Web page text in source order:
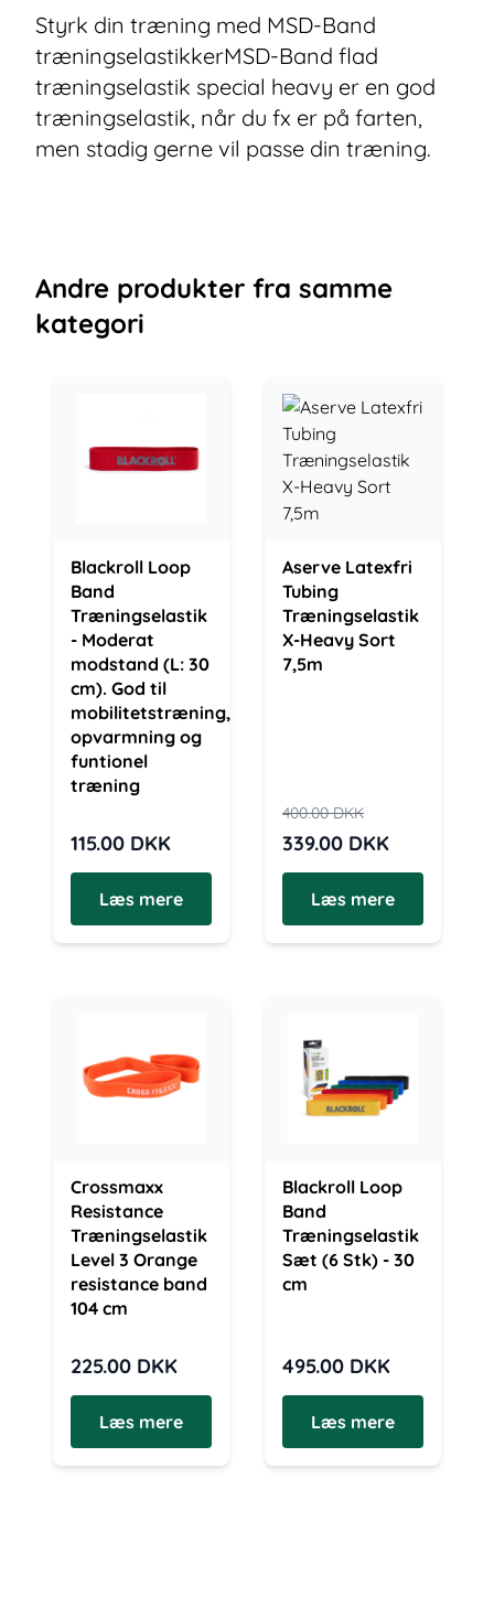
Styrk din træning med MSD-Band
træningselastikkerMSD-Band flad
træningselastik special heavy er en god
træningselastik, når du fx er på farten,
men stadig gerne vil passe din træning.
Andre produkter fra samme
kategori
Blackroll Loop
Band
Træningselastik
- Moderat
modstand (L: 30
cm). God til
mobilitetstræning,
opvarmning og
funtionel
træning
115.00 DKK
Læs mere
Aserve Latexfri
Tubing
Træningselastik
X-Heavy Sort
7,5m
400.00DKK
339.00 DKK
Læs mere
Crossmaxx
Resistance
Træningselastik
Level 3 Orange
resistance band
104 cm
225.00 DKK
Læs mere
Blackroll Loop
Band
Træningselastik
Sæt (6 Stk) - 30
cm
495.00 DKK
Læs mere